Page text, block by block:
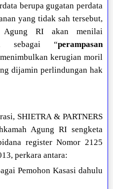
berupa gugatan perdata
yang tidak sah tersebut,
Agung RI akan menilai
sebagai “perampasan
kerugian moril
dijamin perlindungan hak
SHIETRA & PARTNERS
Agung RI sengketa
register Nomor 2125
perkara antara:
Pemohon Kasasi dahulu